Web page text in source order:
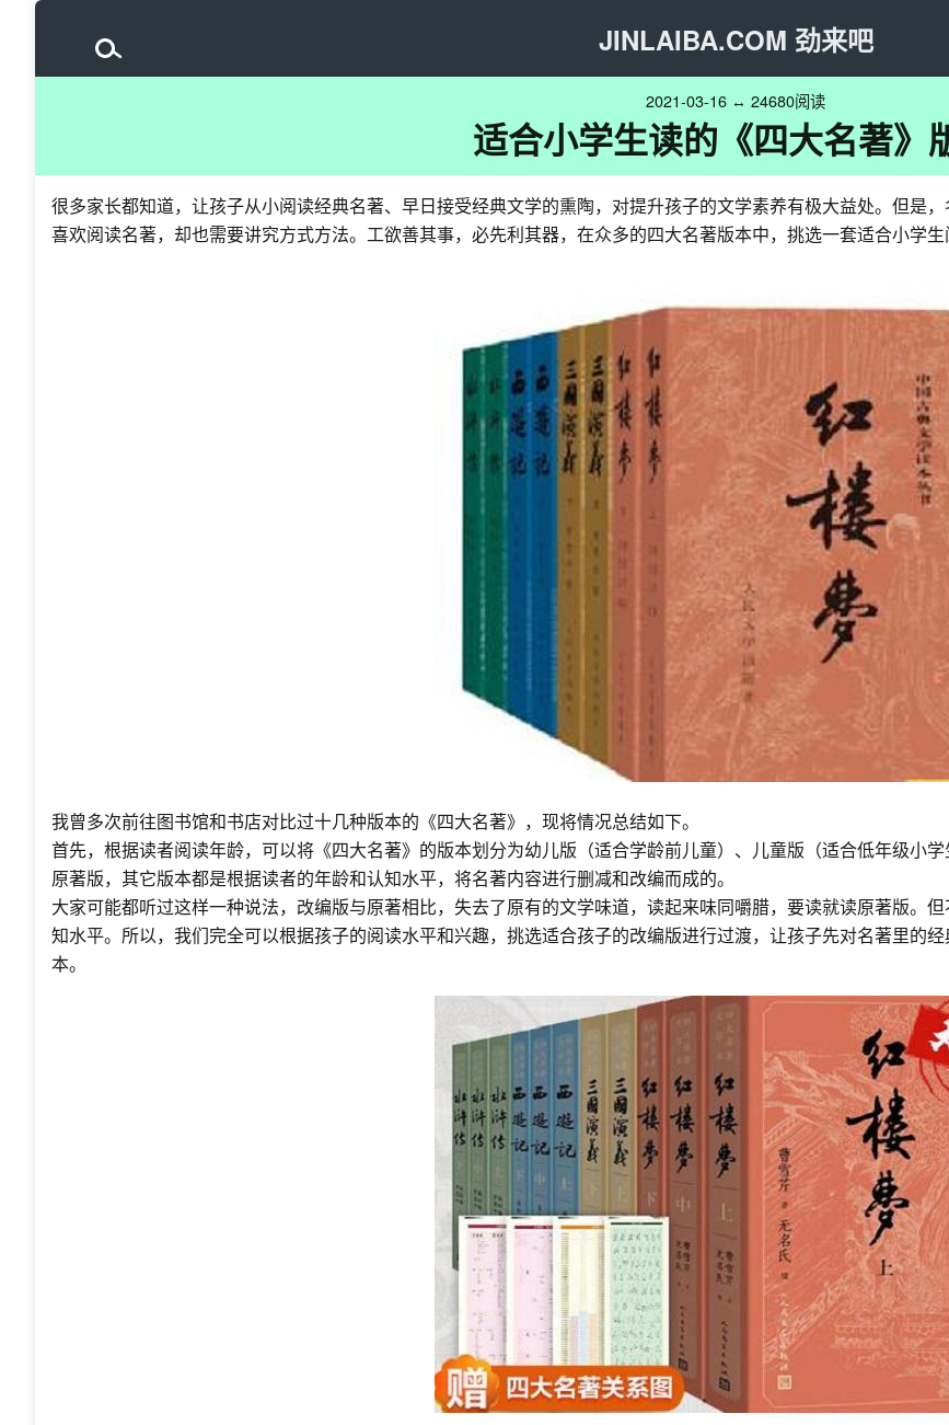
JINLAIBA.COM 劲来吧
2021-03-16 ↔ 24680阅读
适合小学生读的《四大名著》
很多家长都知道，让孩子从小阅读经典名著、早日接受经典文学的熏陶，对提升孩子的文学素养有极大益处。但是
喜欢阅读名著，却也需要讲究方式方法。工欲善其事，必先利其器，在众多的四大名著版本中，挑选一套适合小学
我曾多次前往图书馆和书店对比过十几种版本的《四大名著》，现将情况总结如下。
首先，根据读者阅读年龄，可以将《四大名著》的版本划分为幼儿版（适合学龄前儿童）、儿童版（适合低年级小
原著版，其它版本都是根据读者的年龄和认知水平，将名著内容进行删减和改编而成的。
大家可能都听过这样一种说法，改编版与原著相比，失去了原有的文学味道，读起来味同嚼腊，要读就读原著版。
知水平。所以，我们完全可以根据孩子的阅读水平和兴趣，挑选适合孩子的改编版进行过渡，让孩子先对名著里的
本。